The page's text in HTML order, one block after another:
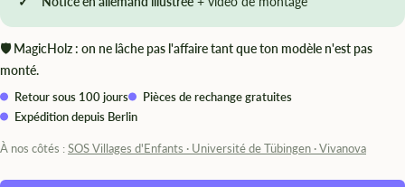
🛡 MagicHolz : on ne lâche pas l'affaire tant que ton modèle n'est pas
monté.
Retour sous 100 jours
Pièces de rechange gratuites
Expédition depuis Berlin
À nos côtés : SOS Villages d'Enfants · Université de Tübingen · Vivanova